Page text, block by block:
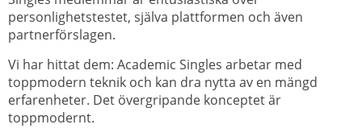
personlighetstestet, själva plattformen och även
partnerförslagen.
Vi har hittat dem: Academic Singles arbetar med
toppmodern teknik och kan dra nytta av en mängd
erfarenheter. Det övergripande konceptet är
toppmodernt.